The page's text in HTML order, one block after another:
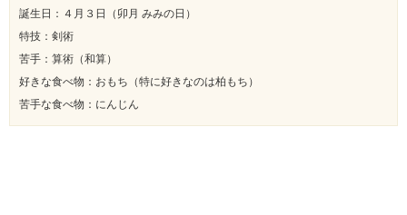
誕生日：４月３日（卯月 みみの日）
特技：剣術
苦手：算術（和算）
好きな食べ物：おもち（特に好きなのは柏もち）
苦手な食べ物：にんじん